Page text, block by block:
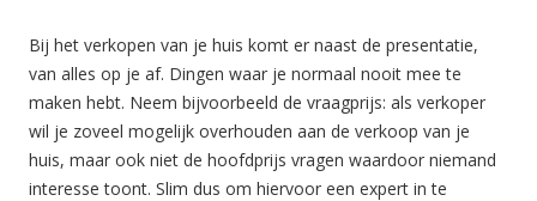
Bij het verkopen van je huis komt er naast de presentatie,
van alles op je af. Dingen waar je normaal nooit mee te
maken hebt. Neem bijvoorbeeld de vraagprijs: als verkoper
wil je zoveel mogelijk overhouden aan de verkoop van je
huis, maar ook niet de hoofdprijs vragen waardoor niemand
interesse toont. Slim dus om hiervoor een expert in te